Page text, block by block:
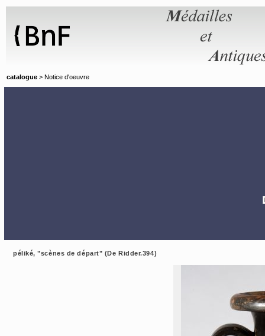
catalogue > Notice d'oeuvre
péliké, "scènes de départ" (De Ridder.394)